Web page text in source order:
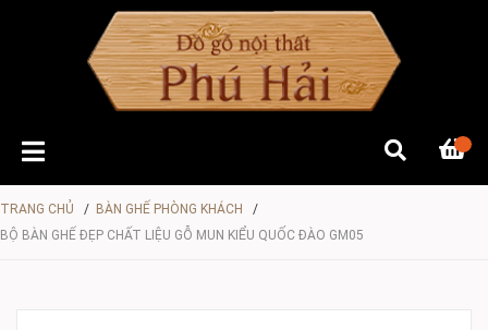
TRANG CHỦ / BÀN GHẾ PHÒNG KHÁCH
/
BỘ BÀN GHẾ ĐẸP CHẤT LIỆU GỖ MUN KIỂU QUỐC ĐÀO GM05